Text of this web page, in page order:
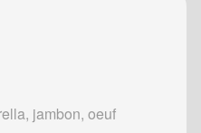
jambon, oeuf